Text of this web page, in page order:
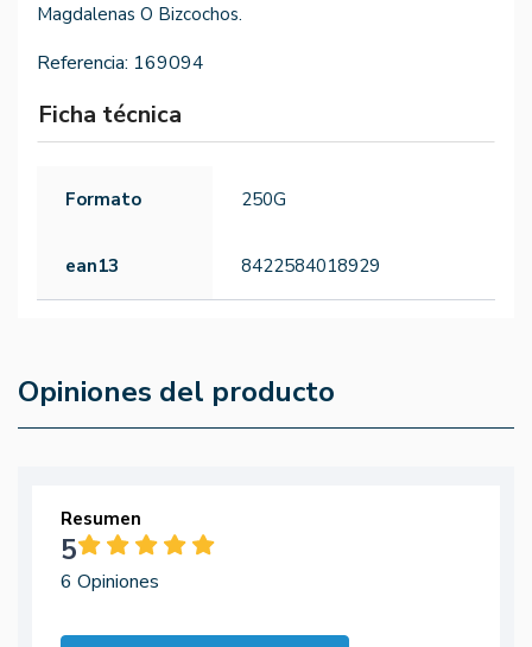
Magdalenas O Bizcochos.
Referencia: 169094
Ficha técnica
Formato 250G
ean13 8422584018929
Opiniones del producto
Resumen
5
6 Opiniones